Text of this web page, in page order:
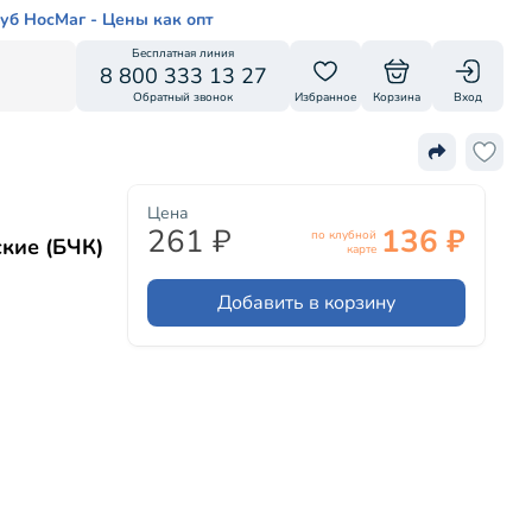
НосМаг - Цены как опт
Бесплатная линия
8 800 333 13 27
Обратный звонок Избранное Корзина Вход
(БЧК)
Цена
261 ₽
по клубной
карте 136 ₽
Добавить в корзину